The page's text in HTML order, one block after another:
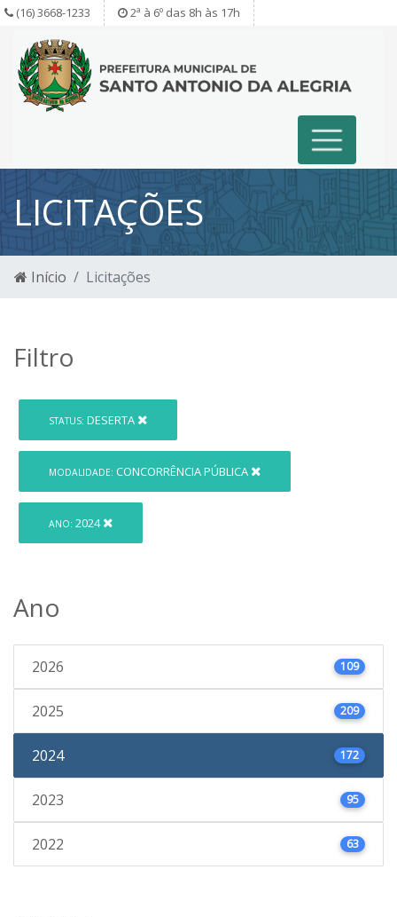
(16) 3668-1233 2ª à 6º das 8h às 17h
LICITAÇÕES
Início Licitações
Filtro
STATUS: DESERTA
MODALIDADE: CONCORRÊNCIA PÚBLICA
ANO: 2024
Ano
2026 109
2025 209
2024 172
2023 95
2022 63